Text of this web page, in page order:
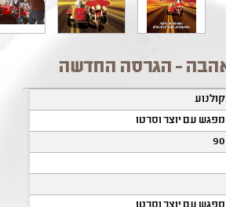
קולנוע
מפגש עם יוצר וסרטו
90